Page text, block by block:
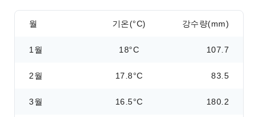
월 기온(°C) 강수량(mm)
1월 18°C 107.7
2월 17.8°C 83.5
3월 16.5°C 180.2